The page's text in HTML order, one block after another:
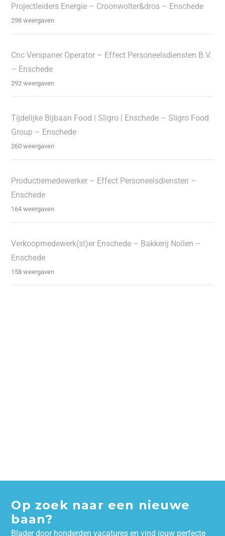
Projectleiders Energie – Croonwolter&dros – Enschede
298 weergaven
Cnc Verspaner Operator – Effect Personeelsdiensten B.V.
– Enschede
292 weergaven
Tijdelijke Bijbaan Food | Sligro | Enschede – Sligro Food
Group – Enschede
260 weergaven
Productiemedewerker – Effect Personeelsdiensten –
Enschede
164 weergaven
Verkoopmedewerk(st)er Enschede – Bakkerij Nollen –
Enschede
158 weergaven
Op zoek naar een nieuwe
baan?
Blader door honderden vacatures en vind jouw perfecte